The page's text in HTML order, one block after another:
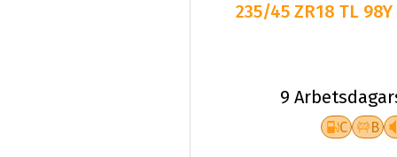
235/45 ZR18 TL 98Y
9
C B